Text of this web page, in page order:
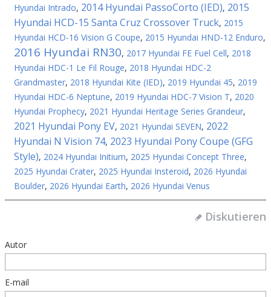
Hyundai Intrado, 2014 Hyundai PassoCorto (IED), 2015
Hyundai HCD-15 Santa Cruz Crossover Truck, 2015
Hyundai HCD-16 Vision G Coupe, 2015 Hyundai HND-12 Enduro,
2016 Hyundai RN30, 2017 Hyundai FE Fuel Cell, 2018
Hyundai HDC-1 Le Fil Rouge, 2018 Hyundai HDC-2
Grandmaster, 2018 Hyundai Kite (IED), 2019 Hyundai 45, 2019
Hyundai HDC-6 Neptune, 2019 Hyundai HDC-7 Vision T, 2020
Hyundai Prophecy, 2021 Hyundai Heritage Series Grandeur,
2021 Hyundai Pony EV, 2021 Hyundai SEVEN, 2022
Hyundai N Vision 74, 2023 Hyundai Pony Coupe (GFG
Style), 2024 Hyundai Initium, 2025 Hyundai Concept Three,
2025 Hyundai Crater, 2025 Hyundai Insteroid, 2026 Hyundai
Boulder, 2026 Hyundai Earth, 2026 Hyundai Venus
Diskutieren
Autor
E-mail